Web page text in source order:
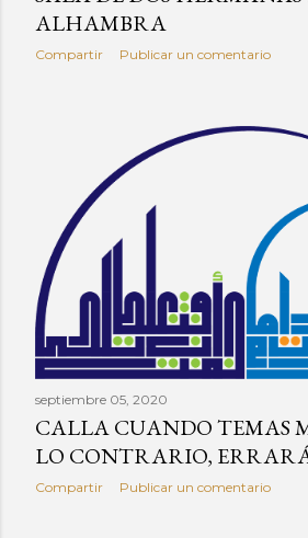
ALHAMBRA
Compartir Publicar un comentario
septiembre 05, 2020
CALLA CUANDO TEMAS
LO CONTRARIO,
Compartir Publicar un comentario